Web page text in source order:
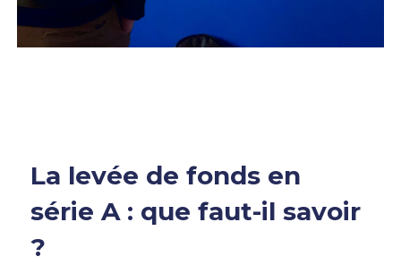
La levée de fonds en
série A : que faut-il savoir
?